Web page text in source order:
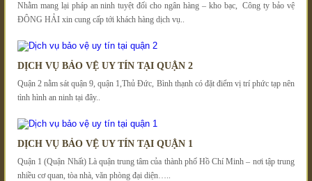
Nhằm mang lại pháp an ninh tuyệt đối cho ngân hàng – kho bạc, Công ty bảo vệ
ĐÔNG HẢI xin cung cấp tới khách hàng dịch vụ..
DỊCH VỤ BẢO VỆ UY TÍN TẠI QUẬN 2
Quận 2 nằm sát quận 9, quận 1,Thủ Đức, Bình thạnh có đặt điểm vị trí phức tạp nên
tình hình an ninh tại đây..
DỊCH VỤ BẢO VỆ UY TÍN TẠI QUẬN 1
Quận 1 (Quận Nhất) Là quận trung tâm của thành phố Hồ Chí Minh – nơi tập trung
nhiều cơ quan, tòa nhà, văn phòng đại diện…..